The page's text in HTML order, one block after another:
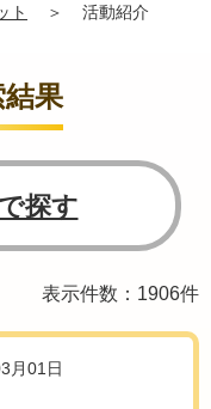
ト ＞ 活動紹介
果
探す
表示件数：1906件
月01日